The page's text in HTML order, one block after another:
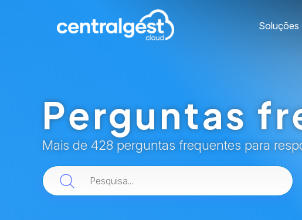
Soluções
Perguntas
Mais de 428 perguntas frequentes para